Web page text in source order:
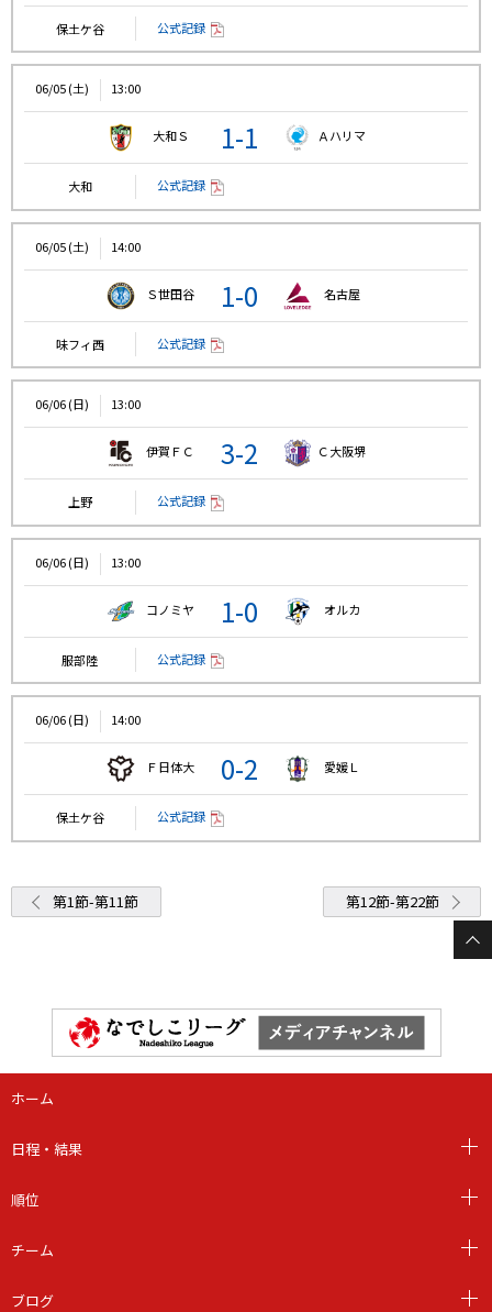
保土ケ谷 公式記録
06/05 (土) 13:00
大和Ｓ 1-1 Ａハリマ
大和 公式記録
06/05 (土) 14:00
Ｓ世田谷 1-0 名古屋
味フィ西 公式記録
06/06 (日) 13:00
伊賀ＦＣ 3-2 Ｃ大阪堺
上野 公式記録
06/06 (日) 13:00
コノミヤ 1-0 オルカ
服部陸 公式記録
06/06 (日) 14:00
Ｆ日体大 0-2 愛媛Ｌ
保土ケ谷 公式記録
第1節-第11節 第12節-第22節
ホーム
日程・結果
順位
チーム
ブログ